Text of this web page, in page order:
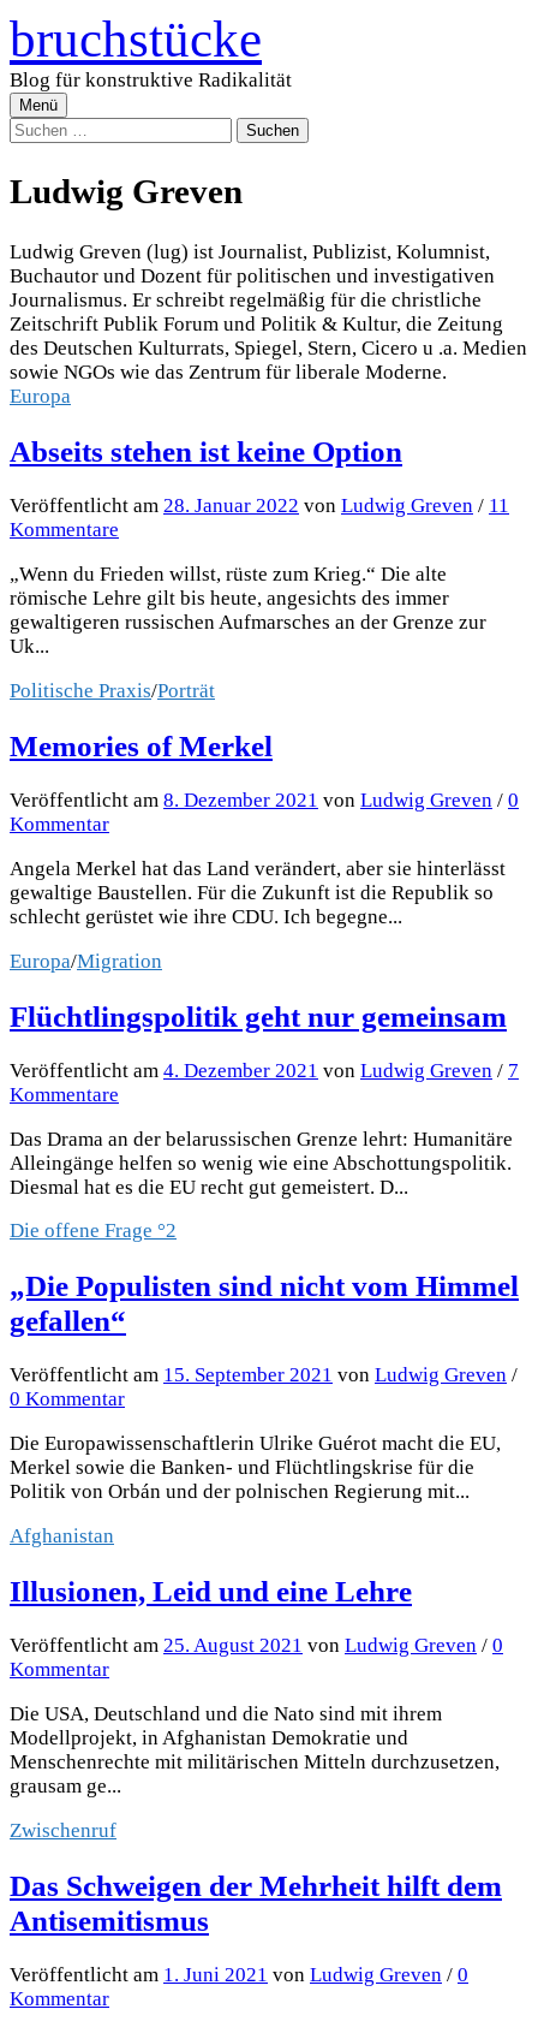
Zum
Inhalt
überspringen
bruchstücke
Blog für konstruktive Radikalität
Menü
Suchen
Ludwig Greven
Ludwig Greven (lug) ist Journalist, Publizist, Kolumnist,
Buchautor und Dozent für politischen und investigativen
Journalismus. Er schreibt regelmäßig für die christliche
Zeitschrift Publik Forum und Politik & Kultur, die Zeitung
des Deutschen Kulturrats, Spiegel, Stern, Cicero u .a. Medien
sowie NGOs wie das Zentrum für liberale Moderne.
Europa
Abseits stehen ist keine Option
Veröffentlicht am 28. Januar 2022 von Ludwig Greven / 11
Kommentare
„Wenn du Frieden willst, rüste zum Krieg.“ Die alte
römische Lehre gilt bis heute, angesichts des immer
gewaltigeren russischen Aufmarsches an der Grenze zur
Uk...
Politische Praxis/Porträt
Memories of Merkel
Veröffentlicht am 8. Dezember 2021 von Ludwig Greven / 0
Kommentar
Angela Merkel hat das Land verändert, aber sie hinterlässt
gewaltige Baustellen. Für die Zukunft ist die Republik so
schlecht gerüstet wie ihre CDU. Ich begegne...
Europa/Migration
Flüchtlingspolitik geht nur gemeinsam
Veröffentlicht am 4. Dezember 2021 von Ludwig Greven / 7
Kommentare
Das Drama an der belarussischen Grenze lehrt: Humanitäre
Alleingänge helfen so wenig wie eine Abschottungspolitik.
Diesmal hat es die EU recht gut gemeistert. D...
Die offene Frage °2
„Die Populisten sind nicht vom Himmel
gefallen“
Veröffentlicht am 15. September 2021 von Ludwig Greven /
0 Kommentar
Die Europawissenschaftlerin Ulrike Guérot macht die EU,
Merkel sowie die Banken- und Flüchtlingskrise für die
Politik von Orbán und der polnischen Regierung mit...
Afghanistan
Illusionen, Leid und eine Lehre
Veröffentlicht am 25. August 2021 von Ludwig Greven / 0
Kommentar
Die USA, Deutschland und die Nato sind mit ihrem
Modellprojekt, in Afghanistan Demokratie und
Menschenrechte mit militärischen Mitteln durchzusetzen,
grausam ge...
Zwischenruf
Das Schweigen der Mehrheit hilft dem
Antisemitismus
Veröffentlicht am 1. Juni 2021 von Ludwig Greven / 0
Kommentar